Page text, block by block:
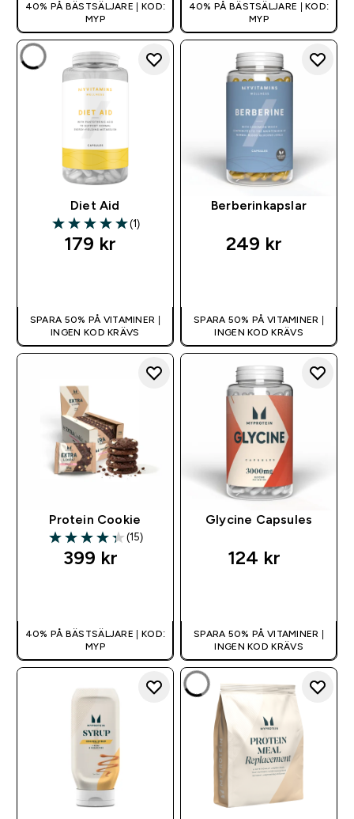
40% PÅ BÄSTSÄLJARE | KOD:
MYP
40% PÅ BÄSTSÄLJARE | KOD:
MYP
Diet Aid
5 out of 5 stars
(1)
179 kr‎
SPARA 50% PÅ VITAMINER |
INGEN KOD KRÄVS
Berberinkapslar
249 kr‎
SPARA 50% PÅ VITAMINER |
INGEN KOD KRÄVS
Protein Cookie
4.33 out of 5 stars
(15)
399 kr‎
40% PÅ BÄSTSÄLJARE | KOD:
MYP
Glycine Capsules
124 kr‎
SPARA 50% PÅ VITAMINER |
INGEN KOD KRÄVS